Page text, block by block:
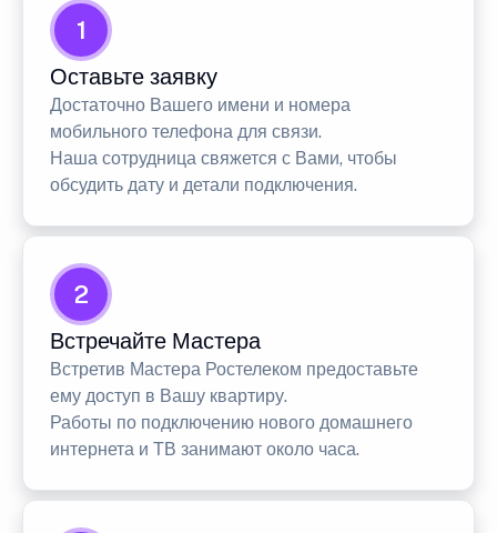
1
Оставьте заявку
Достаточно Вашего имени и номера
мобильного телефона для связи.
Наша сотрудница свяжется с Вами, чтобы
обсудить дату и детали подключения.
2
Встречайте Мастера
Встретив Мастера Ростелеком предоставьте
ему доступ в Вашу квартиру.
Работы по подключению нового домашнего
интернета и ТВ занимают около часа.